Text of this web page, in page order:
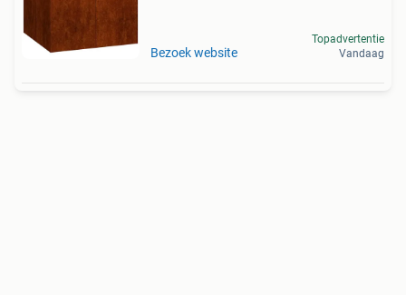
Bezoek website
Topadvertentie
Vandaag